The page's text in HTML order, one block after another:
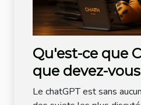
Qu'est-ce que
que devez-
sujet ?
Le chatGPT est sans